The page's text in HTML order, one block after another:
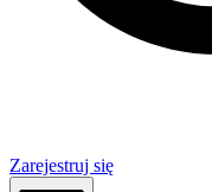
Zarejestruj się